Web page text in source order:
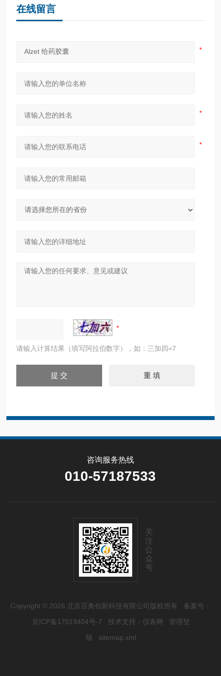
在线留言
请输入计算结果（填写阿拉伯数字），如：三加四=7
咨询服务热线
010-57187533
关
注
公
众
号
Copyright © 2026 北京百奥创新科技有限公司版权所有 备案号：
京ICP备17019404号-7 技术支持： 仪表网
管理登
陆
sitemap.xml